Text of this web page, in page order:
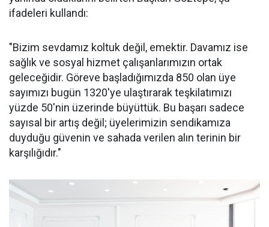
ifadeleri kullandı:
"Bizim sevdamız koltuk değil, emektir. Davamız ise
sağlık ve sosyal hizmet çalışanlarımızın ortak
geleceğidir. Göreve başladığımızda 850 olan üye
sayımızı bugün 1320'ye ulaştırarak teşkilatımızı
yüzde 50'nin üzerinde büyüttük. Bu başarı sadece
sayısal bir artış değil; üyelerimizin sendikamıza
duyduğu güvenin ve sahada verilen alın terinin bir
karşılığıdır."